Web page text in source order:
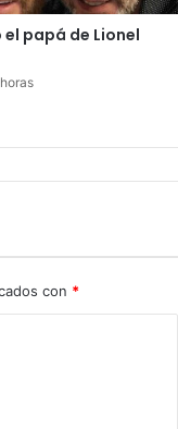
el papá de Lionel
con *